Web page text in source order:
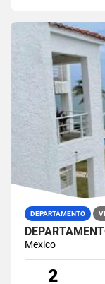
DEPARTAMENTO
Mexico
2